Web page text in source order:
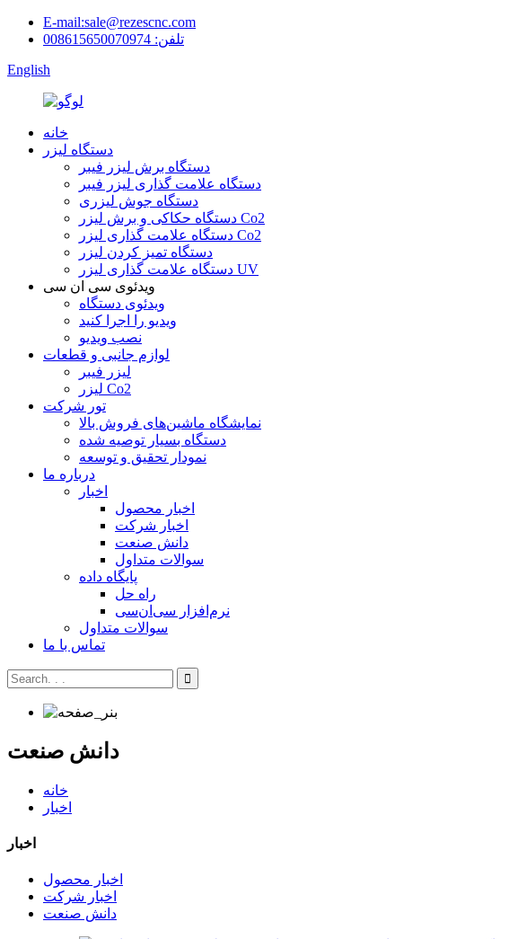
E-mail:sale@rezescnc.com
تلفن: 008615650070974
English
خانه
دستگاه لیزر
دستگاه برش لیزر فیبر
دستگاه علامت گذاری لیزر فیبر
دستگاه جوش لیزری
دستگاه حکاکی و برش لیزر Co2
دستگاه علامت گذاری لیزر Co2
دستگاه تمیز کردن لیزر
دستگاه علامت گذاری لیزر UV
ویدئوی سی ان سی
ویدئوی دستگاه
ویدیو را اجرا کنید
نصب ویدیو
لوازم جانبی و قطعات
لیزر فیبر
لیزر Co2
تور شرکت
نمایشگاه ماشین‌های فروش بالا
دستگاه بسیار توصیه شده
نمودار تحقیق و توسعه
درباره ما
اخبار
اخبار محصول
اخبار شرکت
دانش صنعت
سوالات متداول
پایگاه داده
راه حل
نرم‌افزار سی‌ان‌سی
سوالات متداول
تماس با ما
دانش صنعت
خانه
اخبار
اخبار
اخبار محصول
اخبار شرکت
دانش صنعت